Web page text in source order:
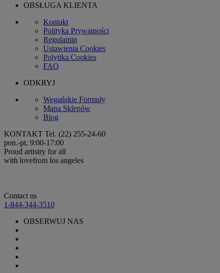
OBSŁUGA KLIENTA
Kontakt
Polityka Prywatności
Regulamin
Ustawienia Cookies
Polytika Cookies
FAQ
ODKRYJ
Wegańskie Formuły
Mapa Sklepów
Blog
KONTAKT Tel. (22) 255-24-60
pon.-pt. 9:00-17:00
Proud artistry for all
with lovefrom los angeles
Contact us
1-844-344-3510
OBSERWUJ NAS